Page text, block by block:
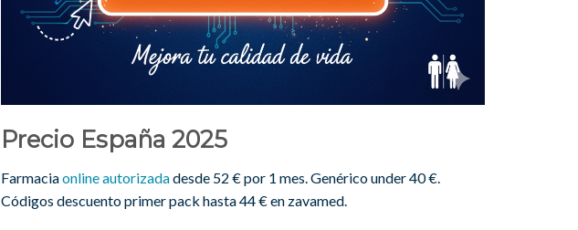
Precio España 2025
Farmaciaonline autorizadadesde 52 € por 1 mes. Genérico under 40 €.
Códigos descuento primer pack hasta 44 € en zavamed.